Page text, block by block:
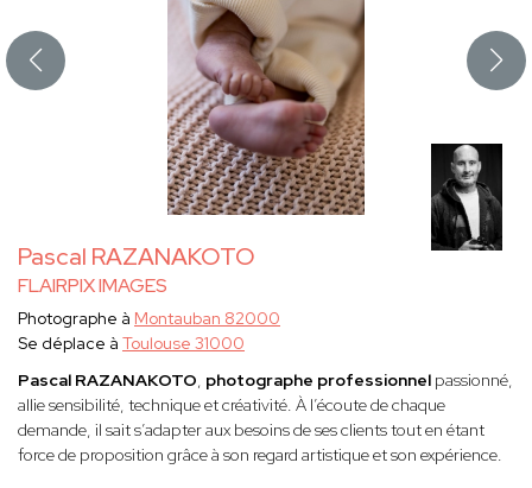
Pascal RAZANAKOTO
FLAIRPIX IMAGES
Photographe à Montauban 82000
Se déplace à Toulouse 31000
Pascal RAZANAKOTO, photographe professionnel passionné,
allie sensibilité, technique et créativité. À l’écoute de chaque
demande, il sait s’adapter aux besoins de ses clients tout en étant
force de proposition grâce à son regard artistique et son expérience.